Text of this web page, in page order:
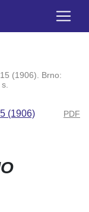
(1906). Brno:
(1906) PDF